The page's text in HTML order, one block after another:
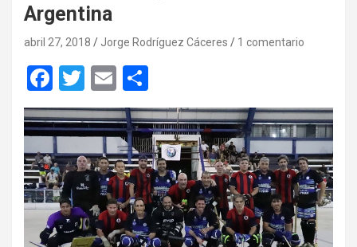
Argentina
abril 27, 2018 Jorge Rodríguez Cáceres 1 comentario
F
a
ce
b
o
o
k
T
wi
tt
er
E
m
ail
o
m
p
ar
tir